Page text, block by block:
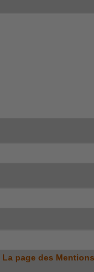
La page des